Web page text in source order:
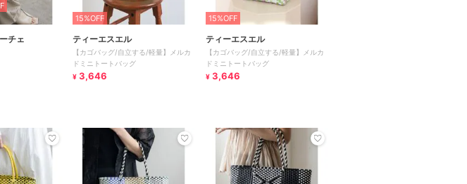
チェ
15%OFF
ティーエスエル
【カゴバッグ/自立する/軽量】メルカ
ドミニトートバッグ
¥ 3,646
15%OFF
ティーエスエル
【カゴバッグ/自立する/軽量】メルカ
ドミニトートバッグ
¥ 3,646